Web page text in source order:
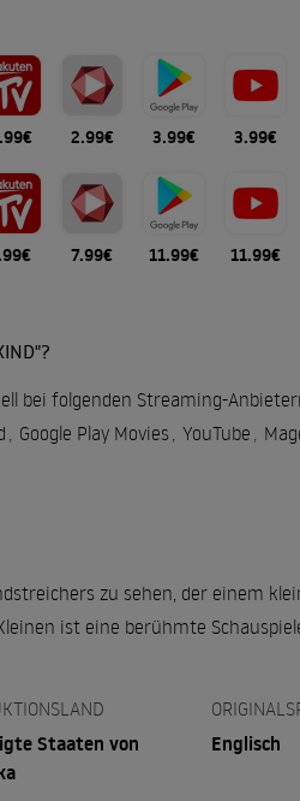
2.99€ 3.99€ 3.99€
7.99€ 11.99€ 11.99€
bei folgenden Streaming-
, Google Play Movies, YouTube ,
zu sehen, der einem
ist eine berühmte
Staaten von
Englisch